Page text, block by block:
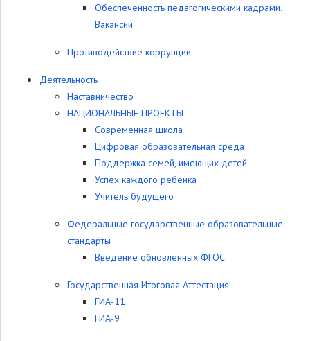
Обеспеченность педагогическими кадрами.
Вакансии
Противодействие коррупции
Деятельность
Наставничество
НАЦИОНАЛЬНЫЕ ПРОЕКТЫ
Современная школа
Цифровая образовательная среда
Поддержка семей, имеющих детей
Успех каждого ребенка
Учитель будущего
Федеральные государственные образовательные
стандарты
Введение обновленных ФГОС
Государственная Итоговая Аттестация
ГИА-11
ГИА-9